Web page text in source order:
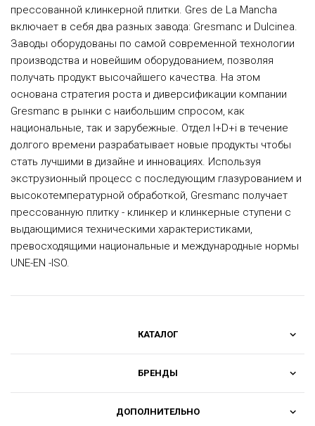
прессованной клинкерной плитки. Gres de La Mancha
включает в себя два разных завода: Gresmanc и Dulcinea.
Заводы оборудованы по самой современной технологии
производства и новейшим оборудованием, позволяя
получать продукт высочайшего качества. На этом
основана стратегия роста и диверсификации компании
Gresmanc в рынки с наибольшим спросом, как
национальные, так и зарубежные. Отдел I+D+i в течение
долгого времени разрабатывает новые продукты чтобы
стать лучшими в дизайне и инновациях. Используя
экструзионный процесс с последующим глазурованием и
высокотемпературной обработкой, Gresmanc получает
прессованную плитку - клинкер и клинкерные ступени с
выдающимися техническими характеристиками,
превосходящими национальные и международные нормы
UNE-EN -ISO.
КАТАЛОГ
БРЕНДЫ
ДОПОЛНИТЕЛЬНО